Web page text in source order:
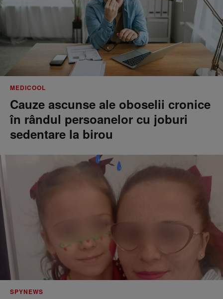
MEDICOOL
Cauze ascunse ale oboselii cronice
în rândul persoanelor cu joburi
sedentare la birou
SPYNEWS